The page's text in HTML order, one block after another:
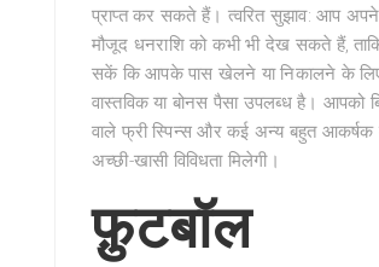
प्राप्त कर सकते हैं। त्वरित सुझाव: आप
मौजूद धनराशि को कभी भी देख सकते हैं,
सकें कि आपके पास खेलने या निकालने के
वास्तविक या बोनस पैसा उपलब्ध है। आपको
वाले फ्री स्पिन्स और कई अन्य बहुत
अच्छी-खासी विविधता मिलेगी।
फ़ुटबॉल